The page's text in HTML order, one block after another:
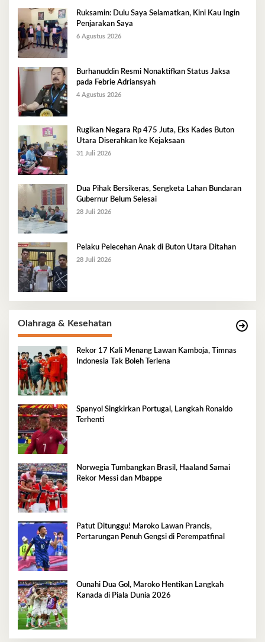
Ruksamin: Dulu Saya Selamatkan, Kini Kau Ingin
Penjarakan Saya
6 Agustus 2026
Burhanuddin Resmi Nonaktifkan Status Jaksa
pada Febrie Adriansyah
4 Agustus 2026
Rugikan Negara Rp 475 Juta, Eks Kades Buton
Utara Diserahkan ke Kejaksaan
31 Juli 2026
Dua Pihak Bersikeras, Sengketa Lahan Bundaran
Gubernur Belum Selesai
28 Juli 2026
Pelaku Pelecehan Anak di Buton Utara Ditahan
28 Juli 2026
Olahraga & Kesehatan
Rekor 17 Kali Menang Lawan Kamboja, Timnas
Indonesia Tak Boleh Terlena
Spanyol Singkirkan Portugal, Langkah Ronaldo
Terhenti
Norwegia Tumbangkan Brasil, Haaland Samai
Rekor Messi dan Mbappe
Patut Ditunggu! Maroko Lawan Prancis,
Pertarungan Penuh Gengsi di Perempatfinal
Ounahi Dua Gol, Maroko Hentikan Langkah
Kanada di Piala Dunia 2026